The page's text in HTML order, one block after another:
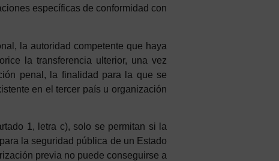
específicas de conformidad con
la autoridad competente que haya
la transferencia ulterior, una vez
penal, la finalidad para la que se
en el tercer país u organización
1, letra c), solo se permitan si la
la seguridad pública de un Estado
previa no puede conseguirse a